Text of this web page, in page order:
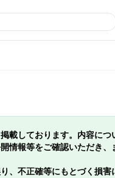
載しております。内容に
情報等をご確認いただき
、不正確等にもとづく損害